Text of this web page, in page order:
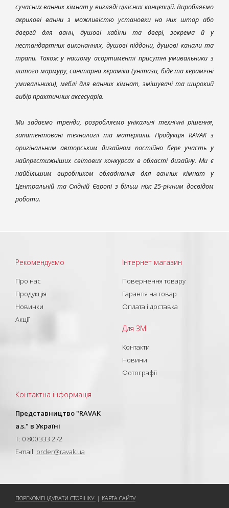
сучасних ванних кімнат у вигляді цілісних концепцій. Виробляємо
акрилові ванни з можливістю установки на них штор або
дверей для ванн, душові кабіни та двері, зокрема й у
нестандартних виконаннях, душові піддони, душові канали та
трапи. Також у нашому асортименті присутні умивальники з
литого мармуру, санітарна кераміка (унітази, біде та керамічні
умивальники), меблі для ванних кімнат, змішувачі та широкий
вибір практичних аксесуарів.
Ми задаємо тренди, розробляємо унікальні технічні рішення,
запатентовані технології та матеріали. Продукція RAVAK з
оригінальним авторським дизайном постійно бере участь у
найпрестижніших світових конкурсах в області дизайну. Ми є
найбільшим виробником обладнання для ванних кімнат у
Центральній та Східній Європі з більш ніж 25-річним досвідом
роботи.
Рекомендуємо
Про нас
Продукція
Новинки
Акції
Інтернет магазин
Повернення товару
Гарантія на товар
Оплата і доставка
Для ЗМІ
Контакти
Новини
Фотографії
Контактна інформація
Представництво "RAVAK
a.s." в Україні
T: 0 800 333 272
E-mail: order@ravak.ua
ПОРЕКОМЕНДУВАТИ СТОРІНКУ | КАРТА САЙТУ